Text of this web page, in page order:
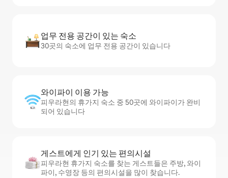
업무 전용 공간이 있는 숙소
30곳의 숙소에 업무 전용 공간이 있습니다
와이파이 이용 가능
피우라현의 휴가지 숙소 중 50곳에 와이파이가 완비
되어 있습니다
게스트에게 인기 있는 편의시설
피우라현 휴가지 숙소를 찾는 게스트들은 주방, 와이
파이, 수영장 등의 편의시설을 많이 찾습니다.